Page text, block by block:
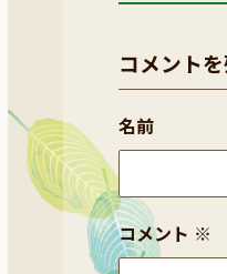
コメント
コメント ※
名前